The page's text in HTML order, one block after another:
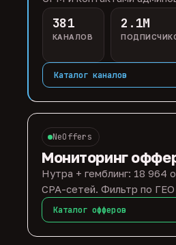
381
КАНАЛОВ
2.1M
Каталог каналов
NeOffers
Мониторинг
Нутра + гемблинг: 18 964
CPA-сетей. Фильтр по ГЕО
Каталог офферов